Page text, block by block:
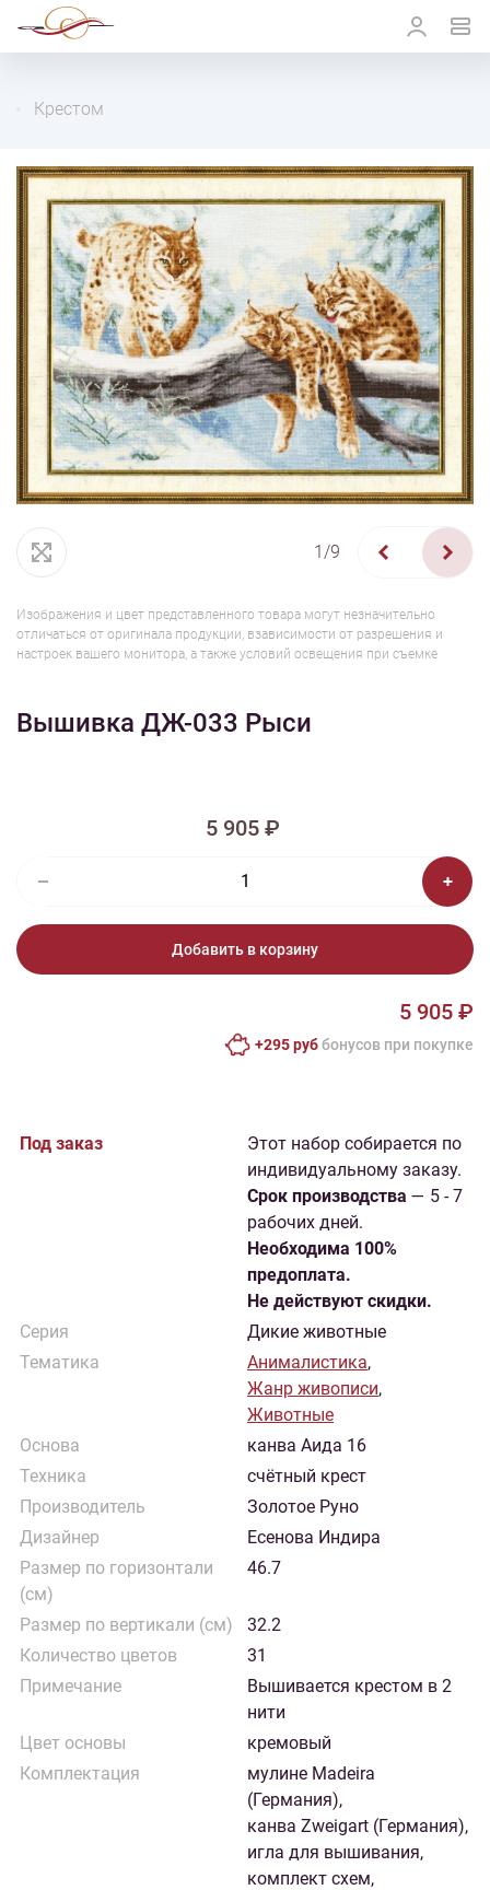
Крестом
1/9
Изображения и цвет представленного товара могут незначительно
отличаться от оригинала продукции, взависимости от разрешения и
настроек вашего монитора, а также условий освещения при съемке
Вышивка ДЖ-033 Рыси
5 905 ₽
Добавить в корзину
5 905 ₽
+295 руббонусов при покупке
Под заказ
Этот набор собирается по
индивидуальному заказу.
Cрок производства — 5 - 7
рабочих дней.
Необходима 100%
предоплата.
Не действуют скидки.
Серия
Дикие животные
Тематика
Анималистика,
Жанр живописи,
Животные
Основа
канва Аида 16
Техника
счётный крест
Производитель
Золотое Руно
Дизайнер
Есенова Индира
Размер по горизонтали
(см)
46.7
Размер по вертикали (см)
32.2
Количество цветов
31
Примечание
Вышивается крестом в 2
нити
Цвет основы
кремовый
Комплектация
мулине Madeira
(Германия),
канва Zweigart (Германия),
игла для вышивания,
комплект схем,